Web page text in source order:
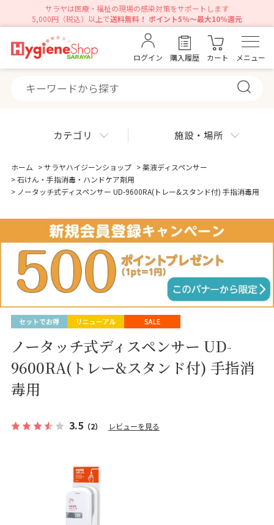
サラヤは医療・福祉の現場の感染対策をサポートします
5,000円（税込）以上で送料無料！ ポイント5％～最大10％還元
ログイン 購入履歴 カート メニュー
カテゴリ 施設・場所
ホーム >サラヤハイジーンショップ >薬液ディスペンサー
>石けん・手指消毒・ハンドケア剤用
> ノータッチ式ディスペンサー UD-9600RA(トレー&スタンド付) 手指消毒用
ノータッチ式ディスペンサー UD-
9600RA(トレー&スタンド付) 手指消
毒用
3.5（2） レビューを見る